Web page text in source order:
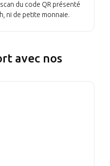
du code QR présenté
ni de petite monnaie.
avec nos